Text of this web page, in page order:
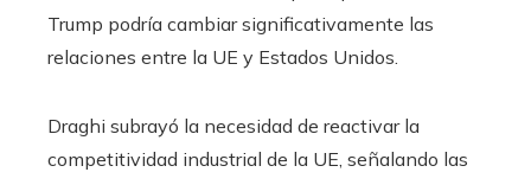
Trump podría cambiar significativamente las
relaciones entre la UE y Estados Unidos.
Draghi subrayó la necesidad de reactivar la
competitividad industrial de la UE, señalando las